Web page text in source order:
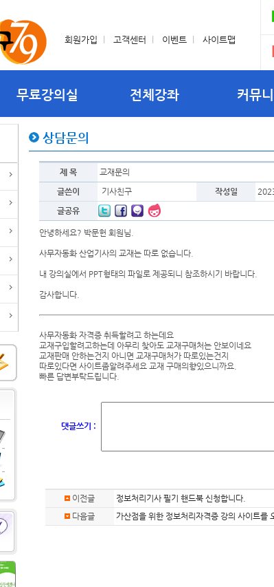
회원가입 고객센터 이벤트 사이트맵
무료강의실 전체강좌 커뮤니
상담문의
제 목
교재문의
글쓴이
기사친구 작성일
글공유
안녕하세요? 박문헌 회원님.
사무자동화 산업기사의 교재는 따로 없습니다.
내 강의실에서 PPT형태의 파일로 제공되니 참조하시기 바랍니다.
감사합니다.
사무자동화 자격증 취득할려고 하는데요
교재구입할려고하는데 아무리 찾아도 교재구매처는 안보이네요
교재판매 안하는건지 아니면 교재구매처가 따로있는건지
따로있다면 사이트좀알려주세요 교재 구매의향있으니까요.
빠른 답변부탁드립니다.
댓글쓰기 :
이전글
정보처리기사 필기 핸드북 신청합니다.
다음글
가산점을 위한 정보처리자격증 강의 사이트를